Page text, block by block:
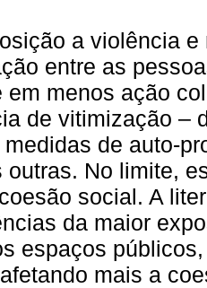
a violência
entre as
em menos ação
de vitimização –
medidas de auto-
outras. No limite,
social. A
da maior
espaços
mais a